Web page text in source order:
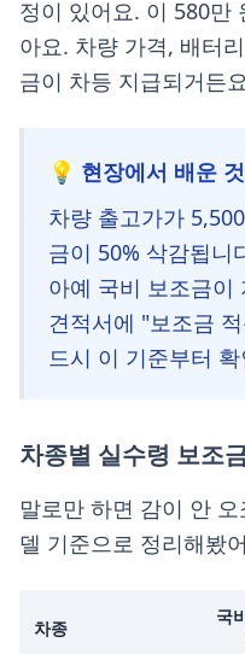
정이 있어요. 이 580만
아요. 차량 가격, 배터
금이 차등 지급되거든
💡 현장에서 배운 것
차량 출고가가
금이 50% 삭감됩니
아예 국비 보조금이
견적서에 "보조금
드시 이 기준부터
차종별 실수령 보조
말로만 하면 감이 안
델 기준으로 정리해봤
차종
국